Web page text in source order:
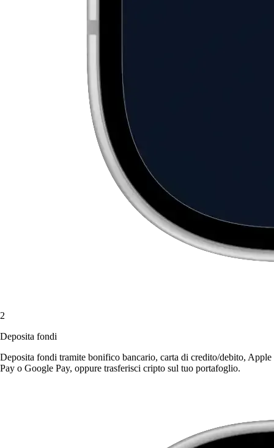
2
Deposita fondi
Deposita fondi tramite bonifico bancario, carta di credito/debito, Apple
Pay o Google Pay, oppure trasferisci cripto sul tuo portafoglio.